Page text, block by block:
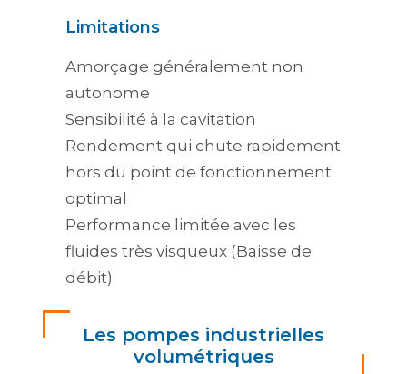
Limitations
Amorçage généralement non
autonome
Sensibilité à la cavitation
Rendement qui chute rapidement
hors du point de fonctionnement
optimal
Performance limitée avec les
fluides très visqueux (Baisse de
débit)
Les pompes industrielles
volumétriques